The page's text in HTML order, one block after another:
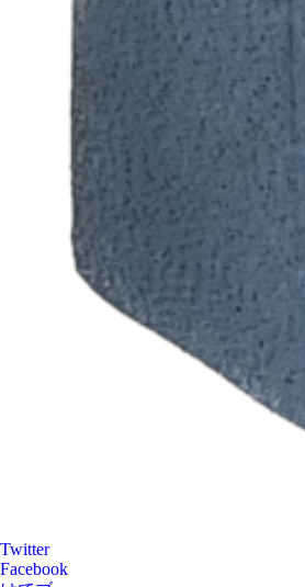
Twitter
Facebook